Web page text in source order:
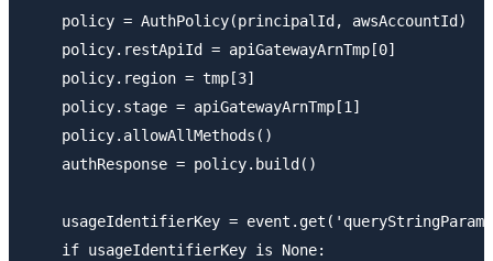
    policy = AuthPolicy(principalId, awsAccountId)
    policy.restApiId = apiGatewayArnTmp[0]
    policy.region = tmp[3]
    policy.stage = apiGatewayArnTmp[1]
    policy.allowAllMethods()
    authResponse = policy.build()
usageIdentifierKey =
    if usageIdentifierKey is None: